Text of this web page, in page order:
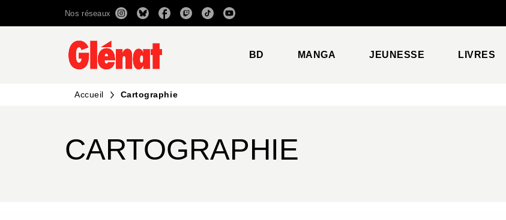
RECHERCHE CONTENU
Nos réseaux
BD MANGA JEUNESSE LIVRES
Accueil Cartographie
CARTOGRAPHIE